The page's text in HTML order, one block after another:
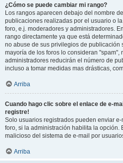
¿Cómo se puede cambiar mi rango?
Los rangos aparecen debajo del nombre
publicaciones realizadas por el usuario o
foro, e.j. moderadores y administradores.
rango directamente ya que está
no abuse de sus privilegios de publicación
mayoría de los foros lo consideran "spam",
administradores reducirán el número de
incluso a tomar medidas mas drásticas,
Arriba
Cuando hago clic sobre el enlace de e-
registre!
Solo usuarios registrados pueden enviar e-
foro, si la administración habilita la opción.
malicioso del sistema de e-mail por
Arriba